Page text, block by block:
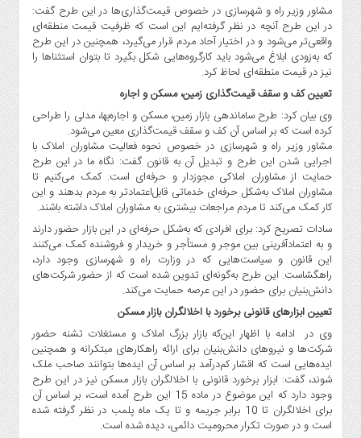
مشاور وزیر راه و شهرسازی در خصوص قیمت‌گذاری‌ها در این طرح گفت:
در این طرح آنچه در نظر گرفته‌ایم این است که ظرفیت قیمت منطقه‌ای
واقعی‌تر می‌شود و در اختیار آحاد مردم قرار می‌گیرد، همچنین در این طرح
که به‌زودی ابلاغ می‌شود باید کارگروه‌هایی شکل بگیرد تا بتوان استثناها را
نیز در قیمت منطقه‌ای لحاظ کرد.
تعیین کف و سقف قیمت‌گذاری زمین، مسکن و اجاره
وی بیان کرد: طرح ساماندهی بازار زمین، مسکن و اجاره‌بها، مدلی را طراحی
کرده است که بر اساس آن کف و سقف قیمت‌گذاری معین می‌شود.
مشاور وزیر راه و شهرسازی در خصوص نحوه فعالیت مشاوران املاک با
اجرایی شدن این طرح و تبدیل آن به قانون گفت: نگاه ما در این طرح
حمایت از مشاوران املاکی مجوزدار و حرفه‌ای است. کمک می‌کنیم تا
مشاوران املاک به‌شکل حرفه‌ای خدماتی قابل‌اعتمادتر به مردم بدهند و این
کار کمک می‌کند تا مردم مراجعات بیشتری به مشاوران املاک داشته باشند.
سادات تصریح کرد: برای افرادی که به‌شکل حرفه‌ای در این بازار حضور دارند
و به اعتمادآفرینی بین موجر و مستأجر و خریدار و فروشنده کمک می‌کنند
این قانون و سیاست‌هایی که در وزارت راه و شهرسازی وجود دارد،
راهگشاست. این طرح به‌گونه‌ای تدوین شده است که از حضور شرکت‌های
دانش‌بنیان برای حضور در این عرصه حمایت می‌کند.
تعیین ابزارهای قانونی برخورد با اخلالگران بازار مسکن
وی در ادامه با اظهار این‌که بازار بزرگ املاک و مستغلات تشنه حضور
شرکت‌ها و نیروهای دانش‌بنیان برای ارائه راهکارهای مبتکرانه و همچنین
ایده‌هایی است که اقشار کم‌درآمد بر اساس آن ایده‌ها بتوانند صاحب ملک
شوند، گفت: ابزار برخورد قانونی با اخلالگران بازار مسکن نیز در این طرح
وجود دارد که این موضوع در ماده 15 این طرح آمده است، بر اساس آن
برای اخلالگران تا 10 برابر جریمه و تا یک ماه پلمب در نظر گرفته شده
است و در صورت تکرار محرومیت دائمی، دیده شده است.